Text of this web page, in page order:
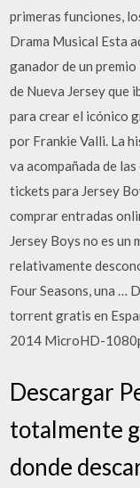
primeras funciones,
Drama Musical Esta
ganador de un
de Nueva Jersey que
para crear el icónico
por Frankie Valli. La
va acompañada de
tickets para Jersey
comprar entradas
Jersey Boys no es un
relativamente
Four Seasons, una …
torrent gratis en
2014 MicroHD-
Descargar
totalmente
donde